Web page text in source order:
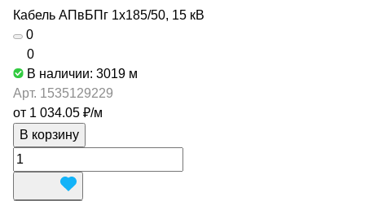
Кабель АПвБПг 1х185/50, 15 кВ
0
0
В наличии: 3019 м
Арт. 1535129229
от 1 034.05 ₽/м
В корзину